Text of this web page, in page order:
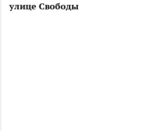
улице Свободы